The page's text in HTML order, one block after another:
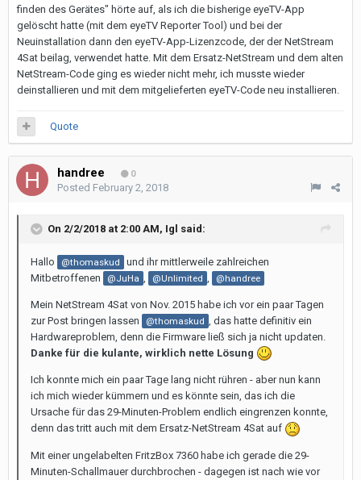
finden des Gerätes" hörte auf, als ich die bisherige eyeTV-App
gelöscht hatte (mit dem eyeTV Reporter Tool) und bei der
Neuinstallation dann den eyeTV-App-Lizenzcode, der der NetStream
4Sat beilag, verwendet hatte. Mit dem Ersatz-NetStream und dem alten
NetStream-Code ging es wieder nicht mehr, ich musste wieder
deinstallieren und mit dem mitgelieferten eyeTV-Code neu installieren.
Quote
handree 0
Posted February 2, 2018
On 2/2/2018 at 2:00 AM, Igl said:
Hallo @thomaskud
und ihr mittlerweile zahlreichen
Mitbetroffenen
@JuHa @Unlimited @handree
Mein NetStream 4Sat von Nov. 2015 habe ich vor ein paar Tagen
zur Post bringen lassen
@thomaskud
, das hatte definitiv ein
Hardwareproblem, denn die Firmware ließ sich ja nicht updaten.
Danke für die kulante, wirklich nette Lösung
Ich konnte mich ein paar Tage lang nicht rühren - aber nun kann
ich mich wieder kümmern und es könnte sein, das ich die
Ursache für das 29-Minuten-Problem endlich eingrenzen konnte,
denn das tritt auch mit dem Ersatz-NetStream 4Sat auf
Mit einer ungelabelten FritzBox 7360 habe ich gerade die 29-
Minuten-Schallmauer durchbrochen - dagegen ist nach wie vor